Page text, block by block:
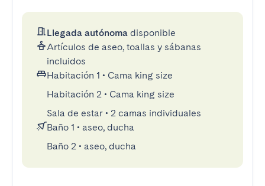
Llegada autónoma disponible
Artículos de aseo, toallas y sábanas
incluidos
Habitación 1 • Cama king size
Habitación 2 • Cama king size
Sala de estar • 2 camas individuales
Baño 1 • aseo, ducha
Baño 2 • aseo, ducha